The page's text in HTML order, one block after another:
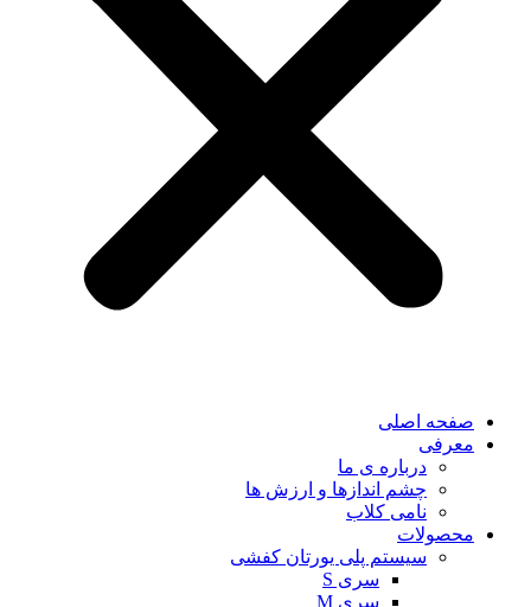
صفحه اصلی
معرفی
درباره ی ما
چشم اندازها و ارزش ها
نامی کلاب
محصولات
سیستم پلی یورتان کفشی
سری S
سری M